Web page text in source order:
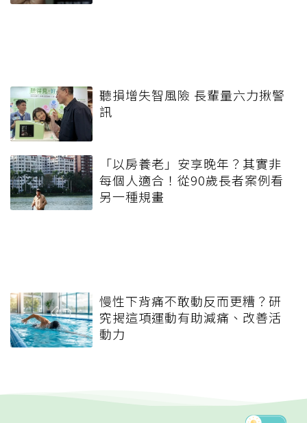
聽損增失智風險 長輩量六力揪警
訊
「以房養老」安享晚年？其實非
每個人適合！從90歲長者案例看
另一種規畫
慢性下背痛不敢動反而更糟？研
究揭這項運動有助減痛、改善活
動力